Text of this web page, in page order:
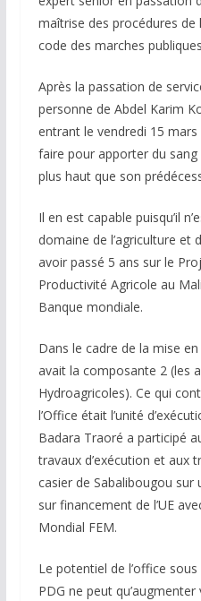
maîtrise des procédures
code des marches
Après la passation de
personne de Abdel Karim
entrant le vendredi 15
faire pour apporter du
plus haut que son
Il en est capable puisqu’il
domaine de l’agriculture et
avoir passé 5 ans sur le
Productivité Agricole au
Banque mondiale.
Dans le cadre de la mise
avait la composante 2 (les
Hydroagricoles). Ce qui
l’Office était l’unité
Badara Traoré a participé
travaux d’exécution et aux
casier de Sabalibougou sur
sur financement de l’UE
Mondial FEM.
Le potentiel de l’office
PDG ne peut